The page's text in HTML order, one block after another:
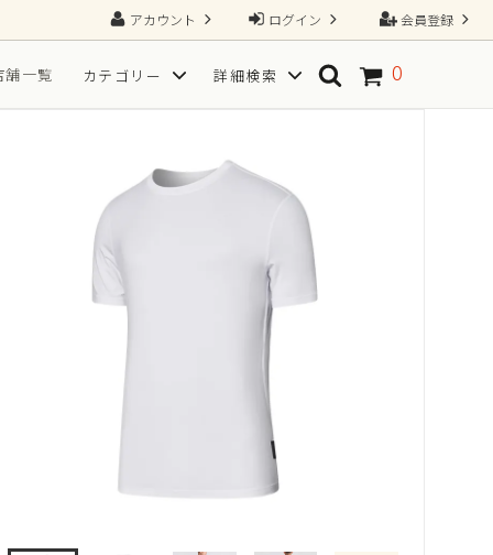
会員登録
ログイン
アカウント
舗一覧 カテゴリー
ソックス
詳細検索
SPORT(スポーツ向き)
TGRAINING（トレーニング）
Tシャツ
サイズから探す
一枚で、すべてが整う2N1ショーツ
0